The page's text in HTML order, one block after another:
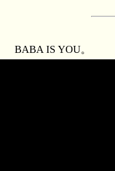
BABA IS YOU。